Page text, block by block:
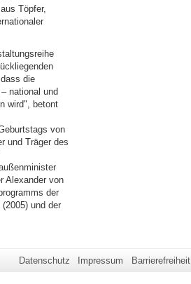
Töpfer,
die
national und
wird", betont
von
und Träger des
Alexander von
der
und der
Datenschutz Impressum Barrierefreiheit